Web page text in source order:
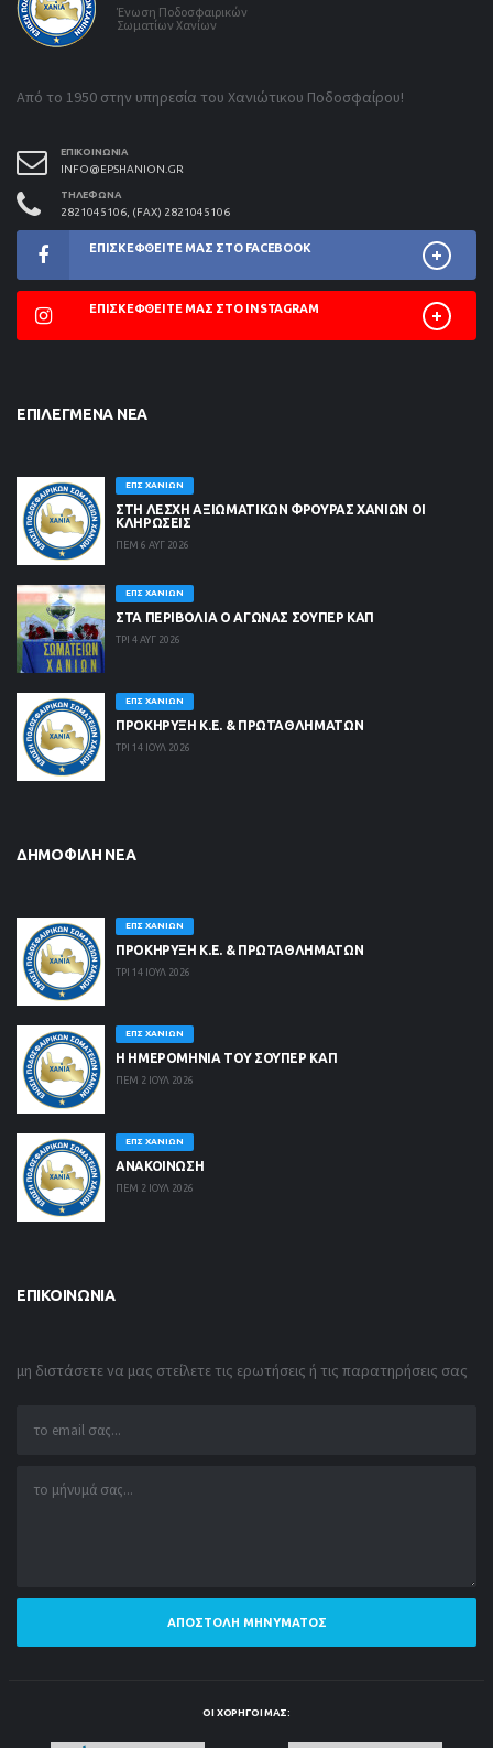
Ένωση Ποδοσφαιρικών
Σωματίων Χανίων
Από το 1950 στην υπηρεσία του Χανιώτικου Ποδοσφαίρου!
ΕΠΙΚΟΙΝΩΝΊΑ
INFO@EPSHANION.GR
ΤΗΛΈΦΩΝΑ
2821045106, (FAX) 2821045106
ΕΠΙΣΚΕΦΘΕΊΤΕ ΜΑΣ ΣΤΟ FACEBOOK
ΕΠΙΣΚΕΦΘΕΊΤΕ ΜΑΣ ΣΤΟ INSTAGRAM
ΕΠΙΛΕΓΜΈΝΑ ΝΈΑ
ΕΠΣ ΧΑΝΊΩΝ
ΣΤΗ ΛΈΣΧΗ ΑΞΙΩΜΑΤΙΚΏΝ ΦΡΟΥΡΆΣ ΧΑΝΊΩΝ ΟΙ
ΚΛΗΡΏΣΕΙΣ
ΠΕΜ 6 ΑΥΓ 2026
ΕΠΣ ΧΑΝΊΩΝ
ΣΤΑ ΠΕΡΙΒΟΛΙΑ Ο ΑΓΩΝΑΣ ΣΟΥΠΕΡ ΚΑΠ
ΤΡΙ 4 ΑΥΓ 2026
ΕΠΣ ΧΑΝΊΩΝ
ΠΡΟΚΗΡΥΞΗ Κ.Ε. & ΠΡΩΤΑΘΛΗΜΑΤΩΝ
ΤΡΙ 14 ΙΟΥΛ 2026
ΔΗΜΟΦΙΛΉ ΝΈΑ
ΕΠΣ ΧΑΝΊΩΝ
ΠΡΟΚΗΡΥΞΗ Κ.Ε. & ΠΡΩΤΑΘΛΗΜΑΤΩΝ
ΤΡΙ 14 ΙΟΥΛ 2026
ΕΠΣ ΧΑΝΊΩΝ
Η ΗΜΕΡΟΜΗΝΙΑ ΤΟΥ ΣΟΥΠΕΡ ΚΑΠ
ΠΕΜ 2 ΙΟΥΛ 2026
ΕΠΣ ΧΑΝΊΩΝ
ΑΝΑΚΟΙΝΩΣΗ
ΠΕΜ 2 ΙΟΥΛ 2026
ΕΠΙΚΟΙΝΩΝΊΑ
μη διστάσετε να μας στείλετε τις ερωτήσεις ή τις παρατηρήσεις σας
ΑΠΟΣΤΟΛΉ ΜΗΝΎΜΑΤΟΣ
ΟΙ ΧΟΡΗΓΟΊ ΜΑΣ: